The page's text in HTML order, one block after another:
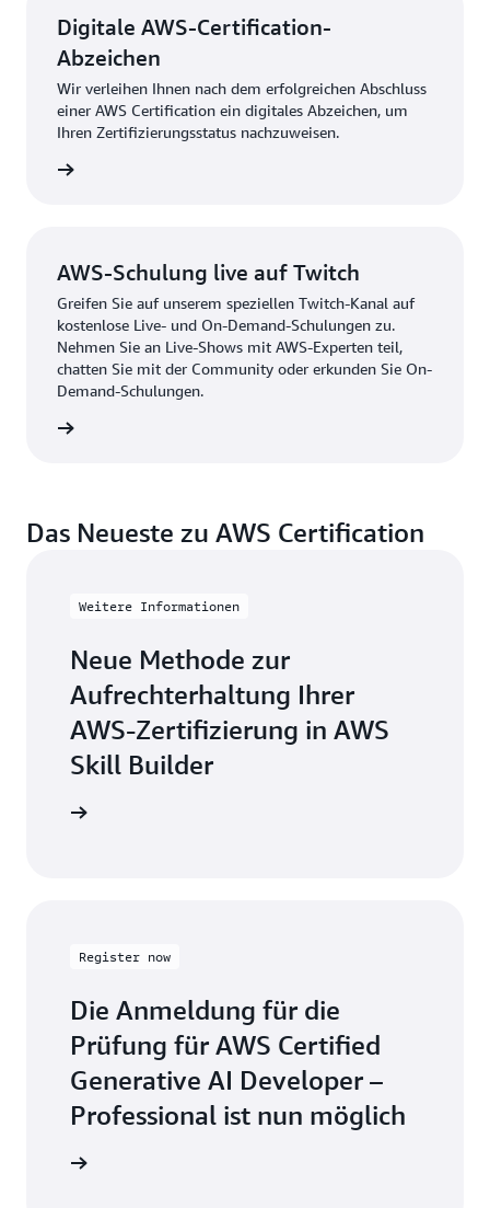
Digitale AWS-Certification-
Abzeichen
Wir verleihen Ihnen nach dem erfolgreichen Abschluss
einer AWS Certification ein digitales Abzeichen, um
Ihren Zertifizierungsstatus nachzuweisen.
AWS-Schulung live auf Twitch
Greifen Sie auf unserem speziellen Twitch-Kanal auf
kostenlose Live- und On-Demand-Schulungen zu.
Nehmen Sie an Live-Shows mit AWS-Experten teil,
chatten Sie mit der Community oder erkunden Sie On-
Demand-Schulungen.
Das Neueste zu AWS Certification
Weitere Informationen
Neue Methode zur
Aufrechterhaltung Ihrer
AWS-Zertifizierung in AWS
Skill Builder
Register now
Die Anmeldung für die
Prüfung für AWS Certified
Generative AI Developer –
Professional ist nun möglich